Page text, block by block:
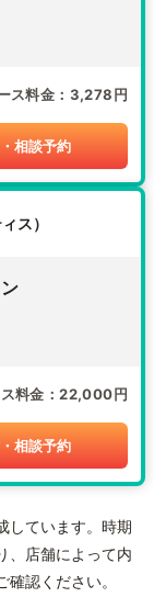
ス料金 3,278円
相談予約
ス）
料金 22,000円
相談予約
しています。時期
、店舗によって内
認ください。